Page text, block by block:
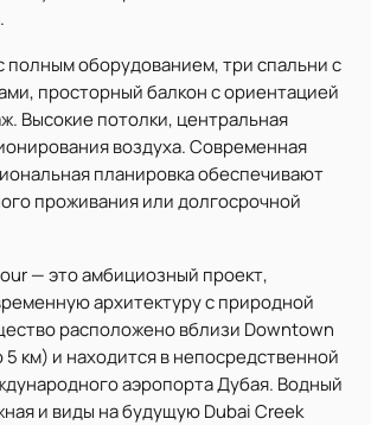
полным оборудованием, три спальни с
просторный балкон с ориентацией
Высокие потолки, центральная
воздуха. Современная
планировка обеспечивают
проживания или долгосрочной
— это амбициозный проект,
архитектуру с природной
расположено вблизи Downtown
км) и находится в непосредственной
аэропорта Дубая. Водный
и виды на будущую Dubai Creek